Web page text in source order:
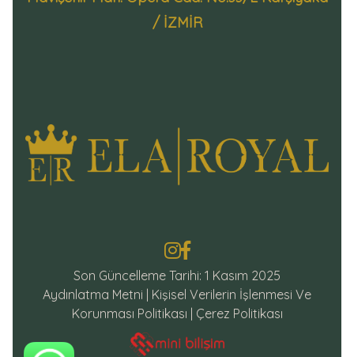
/ İZMİR
Son Güncelleme Tarihi: 1 Kasım 2025
Aydınlatma Metni
Kişisel Verilerin İşlenmesi Ve
Korunması Politikası
Çerez Politikası